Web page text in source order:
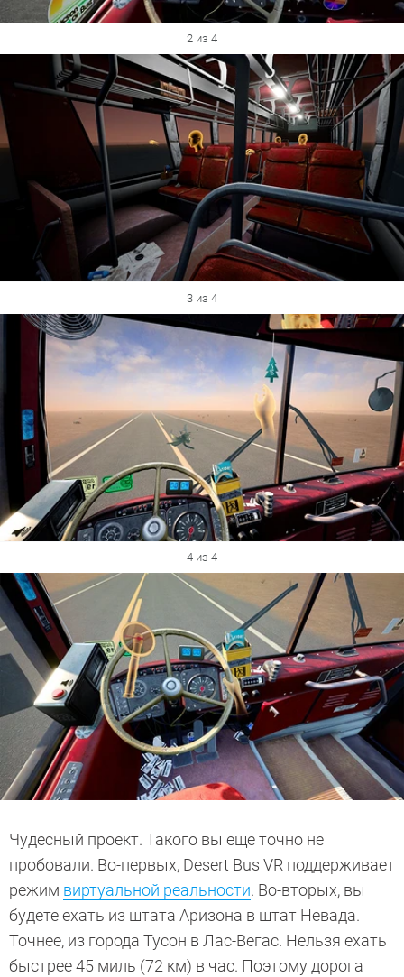
2 из 4
3 из 4
4 из 4
Чудесный проект. Такого вы еще точно не
пробовали. Во-первых, Desert Bus VR поддерживает
режим виртуальной реальности. Во-вторых, вы
будете ехать из штата Аризона в штат Невада.
Точнее, из города Тусон в Лас-Вегас. Нельзя ехать
быстрее 45 миль (72 км) в час. Поэтому дорога